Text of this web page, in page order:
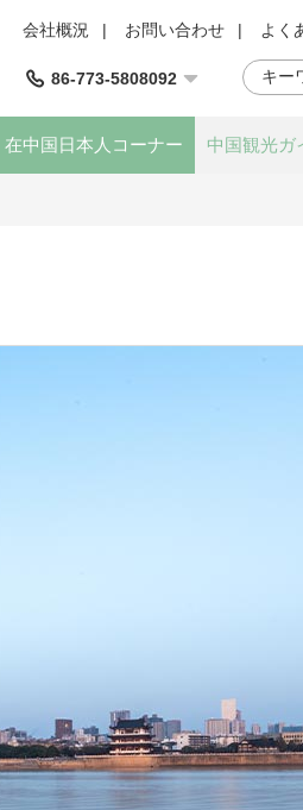
会社概況 | お問い合わせ | よく
86-773-5808092
在中国日本人コーナー 中国観光ガ